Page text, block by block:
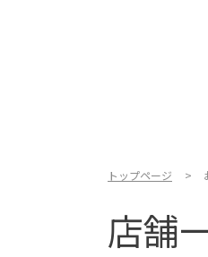
トップページ
店舗